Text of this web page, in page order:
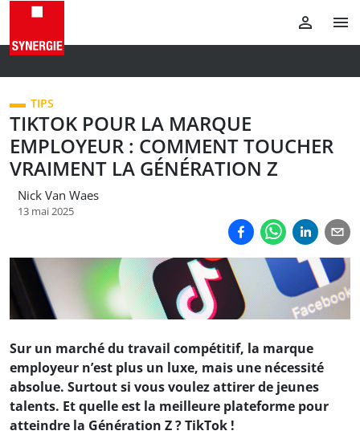
TIPS
TIKTOK POUR LA MARQUE
EMPLOYEUR : COMMENT TOUCHER
VRAIMENT LA GÉNÉRATION Z
Nick Van Waes
13 mai 2025
Sur un marché du travail compétitif, la marque
employeur n’est plus un luxe, mais une nécessité
absolue. Surtout si vous voulez attirer de jeunes
talents. Et quelle est la meilleure plateforme pour
atteindre la Génération Z ? TikTok !